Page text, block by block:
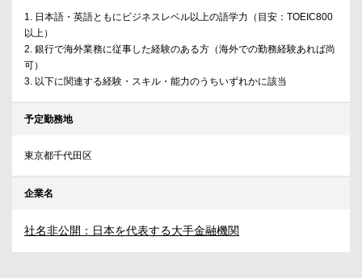
1. 日本語・英語ともにビジネスレベル以上の語学力（目安：TOEIC800
以上）
2. 銀行で海外業務に従事した経験のある方（海外での勤務経験あれば尚
可）
3. 以下に関連する経験・スキル・能力のうちいずれかに該当
予定勤務地
東京都千代田区
企業名
社名非公開：日本を代表する大手金融機関